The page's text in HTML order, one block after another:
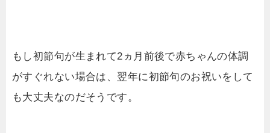
もし初節句が生まれて2ヵ月前後で赤ちゃんの体調
がすぐれない場合は、翌年に初節句のお祝いをして
も大丈夫なのだそうです。